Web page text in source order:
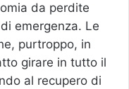
da perdite
emergenza. Le
purtroppo, in
girare in tutto il
al recupero di